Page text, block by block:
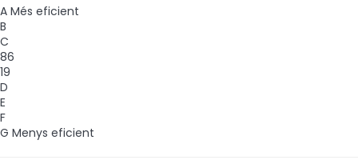
A Més eficient
B
C
86
19
D
E
F
G Menys eficient